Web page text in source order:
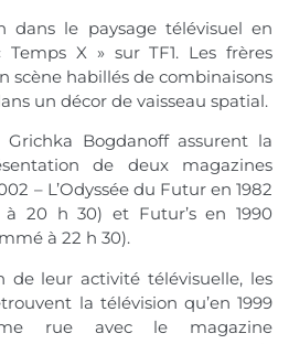
dans le paysage télévisuel en
Temps X » sur TF1. Les frères
scène habillés de combinaisons
un décor de vaisseau spatial.
Bogdanoff assurent la
de deux magazines
– L’Odyssée du Futur en 1982
à 20 h 30) et Futur’s en 1990
à 22 h 30).
de leur activité télévisuelle, les
la télévision qu’en 1999
rue avec le magazine